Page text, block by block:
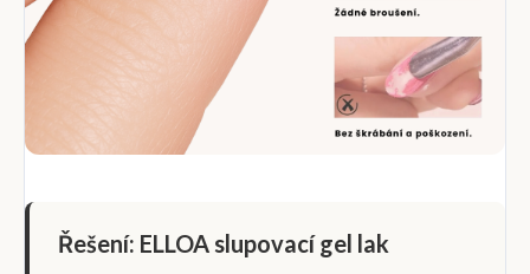
Řešení: ELLOA slupovací gel lak